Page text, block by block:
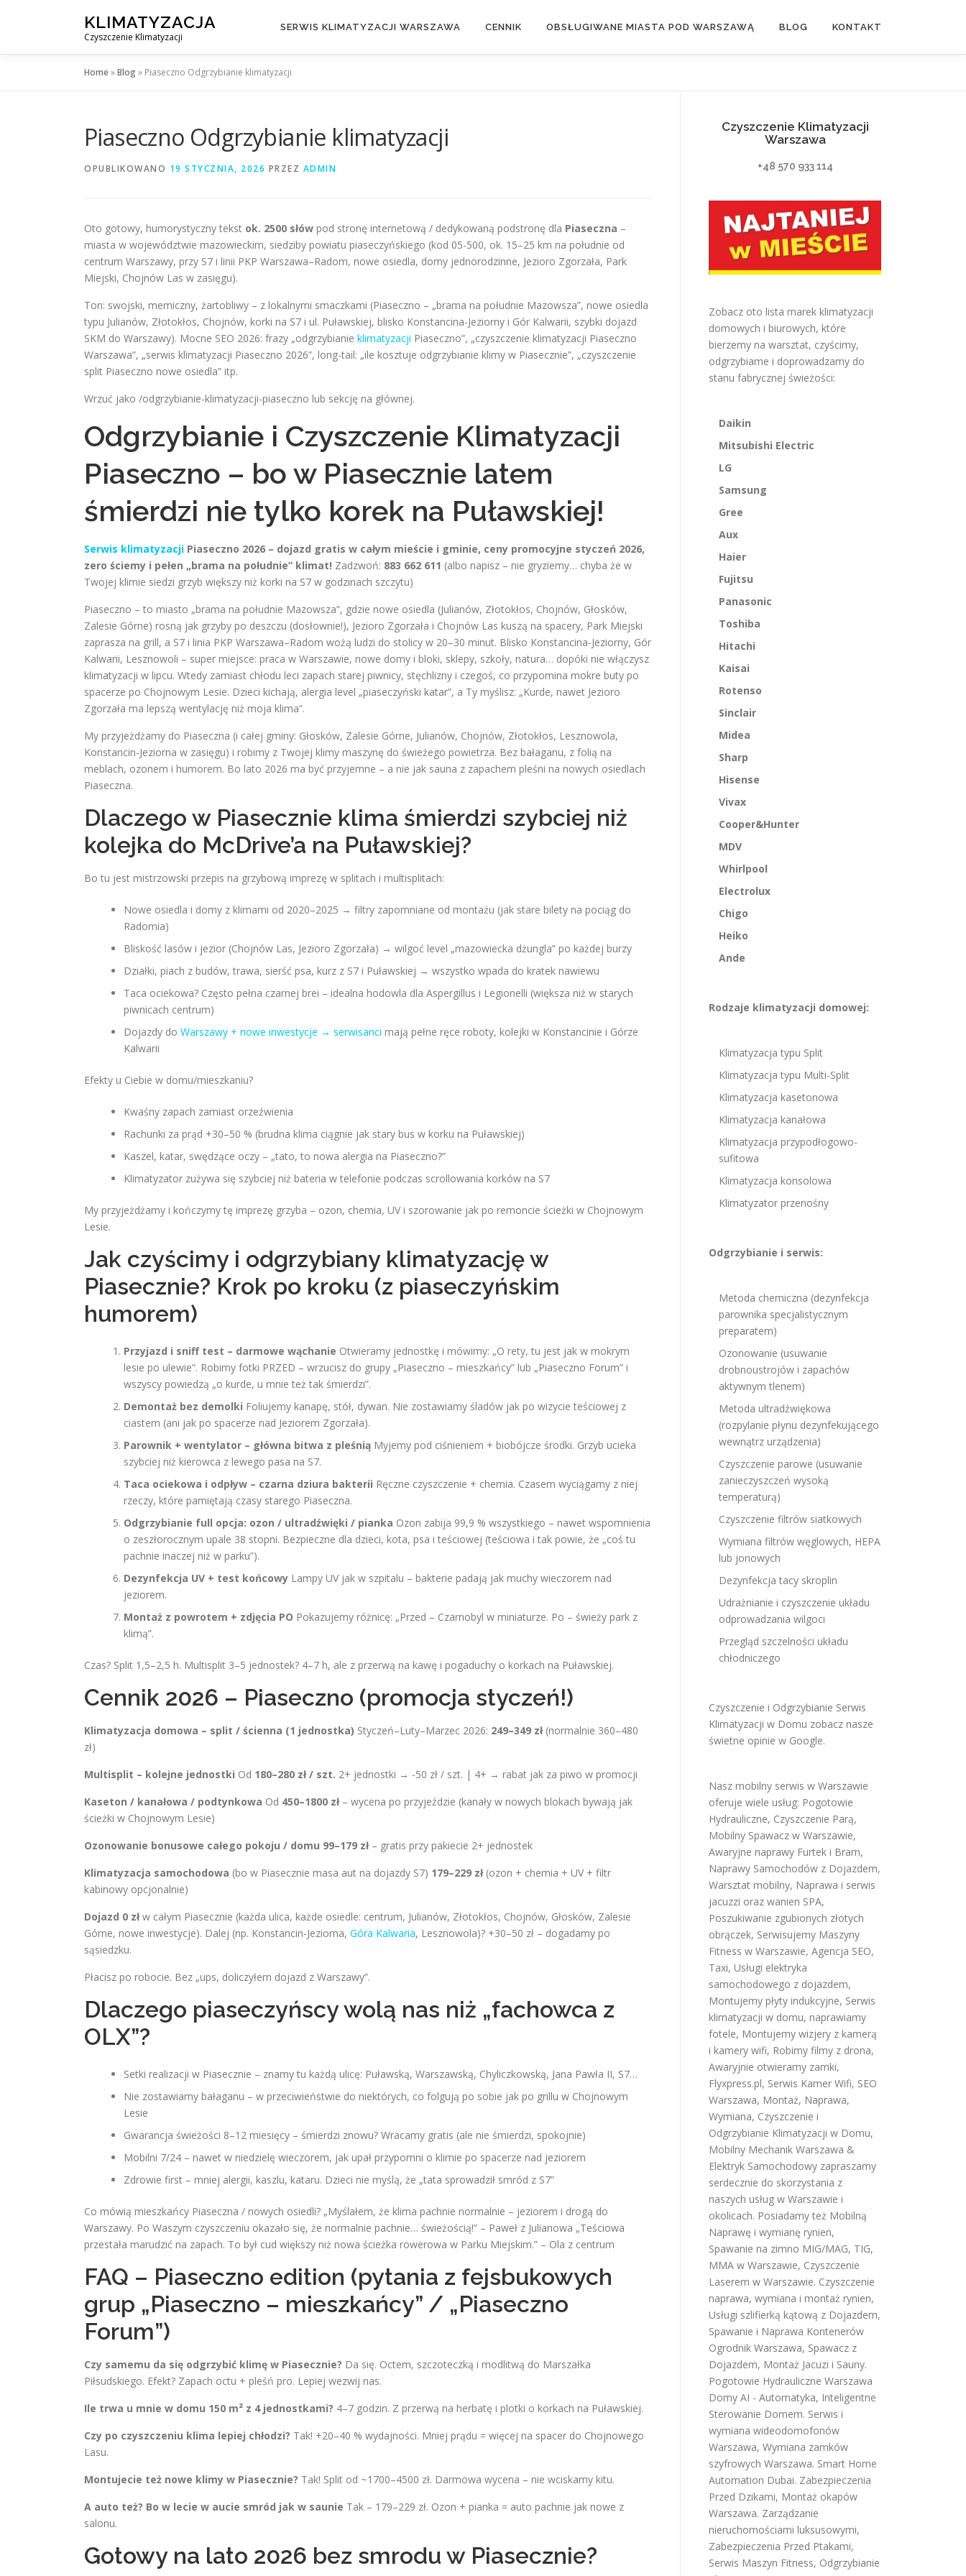
KLIMATYZACJA
Czyszczenie Klimatyzacji
SERWIS KLIMATYZACJI WARSZAWA CENNIK OBSŁUGIWANE MIASTA POD WARSZAWĄ BLOG KONTAKT
Home»Blog» Piaseczno Odgrzybianie klimatyzacji
Piaseczno Odgrzybianie klimatyzacji
OPUBLIKOWANO 19 STYCZNIA, 2026 PRZEZ ADMIN
Oto gotowy, humorystyczny tekst ok. 2500 słów pod stronę internetową / dedykowaną podstronę dla Piaseczna –
miasta w województwie mazowieckim, siedziby powiatu piaseczyńskiego (kod 05-500, ok. 15–25 km na południe od
centrum Warszawy, przy S7 i linii PKP Warszawa–Radom, nowe osiedla, domy jednorodzinne, Jezioro Zgorzała, Park
Miejski, Chojnów Las w zasięgu).
Ton: swojski, memiczny, żartobliwy – z lokalnymi smaczkami (Piaseczno – „brama na południe Mazowsza”, nowe osiedla
typu Julianów, Złotokłos, Chojnów, korki na S7 i ul. Puławskiej, blisko Konstancina-Jeziorny i Gór Kalwarii, szybki dojazd
SKM do Warszawy). Mocne SEO 2026: frazy „odgrzybianie klimatyzacji Piaseczno”, „czyszczenie klimatyzacji Piaseczno
Warszawa”, „serwis klimatyzacji Piaseczno 2026”, long-tail: „ile kosztuje odgrzybianie klimy w Piasecznie”, „czyszczenie
split Piaseczno nowe osiedla” itp.
Wrzuć jako /odgrzybianie-klimatyzacji-piaseczno lub sekcję na głównej.
Odgrzybianie i Czyszczenie Klimatyzacji
Piaseczno – bo w Piasecznie latem
śmierdzi nie tylko korek na Puławskiej!
Serwis klimatyzacji Piaseczno 2026 – dojazd gratis w całym mieście i gminie, ceny promocyjne styczeń 2026,
zero ściemy i pełen „brama na południe” klimat! Zadzwoń: 883 662 611 (albo napisz – nie gryziemy… chyba że w
Twojej klimie siedzi grzyb większy niż korki na S7 w godzinach szczytu)
Piaseczno – to miasto „brama na południe Mazowsza”, gdzie nowe osiedla (Julianów, Złotokłos, Chojnów, Głosków,
Zalesie Górne) rosną jak grzyby po deszczu (dosłownie!), Jezioro Zgorzała i Chojnów Las kuszą na spacery, Park Miejski
zaprasza na grill, a S7 i linia PKP Warszawa–Radom wożą ludzi do stolicy w 20–30 minut. Blisko Konstancina-Jeziorny, Gór
Kalwarii, Lesznowoli – super miejsce: praca w Warszawie, nowe domy i bloki, sklepy, szkoły, natura… dopóki nie włączysz
klimatyzacji w lipcu. Wtedy zamiast chłodu leci zapach starej piwnicy, stęchlizny i czegoś, co przypomina mokre buty po
spacerze po Chojnowym Lesie. Dzieci kichają, alergia level „piaseczyński katar”, a Ty myślisz: „Kurde, nawet Jezioro
Zgorzała ma lepszą wentylację niż moja klima”.
My przyjeżdżamy do Piaseczna (i całej gminy: Głosków, Zalesie Górne, Julianów, Chojnów, Złotokłos, Lesznowola,
Konstancin-Jeziorna w zasięgu) i robimy z Twojej klimy maszynę do świeżego powietrza. Bez bałaganu, z folią na
meblach, ozonem i humorem. Bo lato 2026 ma być przyjemne – a nie jak sauna z zapachem pleśni na nowych osiedlach
Piaseczna.
Dlaczego w Piasecznie klima śmierdzi szybciej niż
kolejka do McDrive’a na Puławskiej?
Bo tu jest mistrzowski przepis na grzybową imprezę w splitach i multisplitach:
Nowe osiedla i domy z klimami od 2020–2025 → filtry zapomniane od montażu (jak stare bilety na pociąg do
Radomia)
Bliskość lasów i jezior (Chojnów Las, Jezioro Zgorzała) → wilgoć level „mazowiecka dżungla” po każdej burzy
Działki, piach z budów, trawa, sierść psa, kurz z S7 i Puławskiej → wszystko wpada do kratek nawiewu
Taca ociekowa? Często pełna czarnej brei – idealna hodowla dla Aspergillus i Legionelli (większa niż w starych
piwnicach centrum)
Dojazdy do Warszawy + nowe inwestycje → serwisanci mają pełne ręce roboty, kolejki w Konstancinie i Górze
Kalwarii
Efekty u Ciebie w domu/mieszkaniu?
Kwaśny zapach zamiast orzeźwienia
Rachunki za prąd +30–50 % (brudna klima ciągnie jak stary bus w korku na Puławskiej)
Kaszel, katar, swędzące oczy – „tato, to nowa alergia na Piaseczno?”
Klimatyzator zużywa się szybciej niż bateria w telefonie podczas scrollowania korków na S7
My przyjeżdżamy i kończymy tę imprezę grzyba – ozon, chemia, UV i szorowanie jak po remoncie ścieżki w Chojnowym
Lesie.
Jak czyścimy i odgrzybiany klimatyzację w
Piasecznie? Krok po kroku (z piaseczyńskim
humorem)
Przyjazd i sniff test – darmowe wąchanie Otwieramy jednostkę i mówimy: „O rety, tu jest jak w mokrym
lesie po ulewie”. Robimy fotki PRZED – wrzucisz do grupy „Piaseczno – mieszkańcy” lub „Piaseczno Forum” i
wszyscy powiedzą „o kurde, u mnie też tak śmierdzi”.
Demontaż bez demolki Foliujemy kanapę, stół, dywan. Nie zostawiamy śladów jak po wizycie teściowej z
ciastem (ani jak po spacerze nad Jeziorem Zgorzała).
Parownik + wentylator – główna bitwa z pleśnią Myjemy pod ciśnieniem + biobójcze środki. Grzyb ucieka
szybciej niż kierowca z lewego pasa na S7.
Taca ociekowa i odpływ – czarna dziura bakterii Ręczne czyszczenie + chemia. Czasem wyciągamy z niej
rzeczy, które pamiętają czasy starego Piaseczna.
Odgrzybianie full opcja: ozon / ultradźwięki / pianka Ozon zabija 99,9 % wszystkiego – nawet wspomnienia
o zeszłorocznym upale 38 stopni. Bezpieczne dla dzieci, kota, psa i teściowej (teściowa i tak powie, że „coś tu
pachnie inaczej niż w parku”).
Dezynfekcja UV + test końcowy Lampy UV jak w szpitalu – bakterie padają jak muchy wieczorem nad
jeziorem.
Montaż z powrotem + zdjęcia PO Pokazujemy różnicę: „Przed – Czarnobyl w miniaturze. Po – świeży park z
klimą”.
Czas? Split 1,5–2,5 h. Multisplit 3–5 jednostek? 4–7 h, ale z przerwą na kawę i pogaduchy o korkach na Puławskiej.
Cennik 2026 – Piaseczno (promocja styczeń!)
Klimatyzacja domowa – split / ścienna (1 jednostka) Styczeń–Luty–Marzec 2026: 249–349 zł(normalnie 360–480
zł)
Multisplit – kolejne jednostki Od 180–280 zł / szt. 2+ jednostki → -50 zł / szt. | 4+ → rabat jak za piwo w promocji
Kaseton / kanałowa / podtynkowa Od 450–1800 zł– wycena po przyjeździe (kanały w nowych blokach bywają jak
ścieżki w Chojnowym Lesie)
Ozonowanie bonusowe całego pokoju / domu 99–179 zł– gratis przy pakiecie 2+ jednostek
Klimatyzacja samochodowa (bo w Piasecznie masa aut na dojazdy S7) 179–229 zł(ozon + chemia + UV + filtr
kabinowy opcjonalnie)
Dojazd 0 złw całym Piasecznie (każda ulica, każde osiedle: centrum, Julianów, Złotokłos, Chojnów, Głosków, Zalesie
Górne, nowe inwestycje). Dalej (np. Konstancin-Jeziorna, Góra Kalwaria, Lesznowola)? +30–50 zł – dogadamy po
sąsiedzku.
Płacisz po robocie. Bez „ups, doliczyłem dojazd z Warszawy”.
Dlaczego piaseczyńscy wolą nas niż „fachowca z
OLX”?
Setki realizacji w Piasecznie – znamy tu każdą ulicę: Puławską, Warszawską, Chyliczkowską, Jana Pawła II, S7…
Nie zostawiamy bałaganu – w przeciwieństwie do niektórych, co folgują po sobie jak po grillu w Chojnowym
Lesie
Gwarancja świeżości 8–12 miesięcy – śmierdzi znowu? Wracamy gratis (ale nie śmierdzi, spokojnie)
Mobilni 7/24 – nawet w niedzielę wieczorem, jak upał przypomni o klimie po spacerze nad jeziorem
Zdrowie first – mniej alergii, kaszlu, kataru. Dzieci nie myślą, że „tata sprowadził smród z S7”
Co mówią mieszkańcy Piaseczna / nowych osiedli? „Myślałem, że klima pachnie normalnie – jeziorem i drogą do
Warszawy. Po Waszym czyszczeniu okazało się, że normalnie pachnie… świeżością!” – Paweł z Julianowa „Teściowa
przestała marudzić na zapach. To był cud większy niż nowa ścieżka rowerowa w Parku Miejskim.” – Ola z centrum
FAQ – Piaseczno edition (pytania z fejsbukowych
grup „Piaseczno – mieszkańcy” / „Piaseczno
Forum”)
Czy samemu da się odgrzybić klimę w Piasecznie? Da się. Octem, szczoteczką i modlitwą do Marszałka
Piłsudskiego. Efekt? Zapach octu + pleśń pro. Lepiej wezwij nas.
Ile trwa u mnie w domu 150 m² z 4 jednostkami? 4–7 godzin. Z przerwą na herbatę i plotki o korkach na Puławskiej.
Czy po czyszczeniu klima lepiej chłodzi? Tak! +20–40 % wydajności. Mniej prądu = więcej na spacer do Chojnowego
Lasu.
Montujecie też nowe klimy w Piasecznie? Tak! Split od ~1700–4500 zł. Darmowa wycena – nie wciskamy kitu.
A auto też? Bo w lecie w aucie smród jak w saunie Tak – 179–229 zł. Ozon + pianka = auto pachnie jak nowe z
salonu.
Gotowy na lato 2026 bez smrodu w Piasecznie?
Czyszczenie Klimatyzacji
Warszawa
+48 570 933 114
Zobacz oto lista marek klimatyzacji
domowych i biurowych, które
bierzemy na warsztat, czyścimy,
odgrzybiame i doprowadzamy do
stanu fabrycznej świeżości:
Daikin
Mitsubishi Electric
LG
Samsung
Gree
Aux
Haier
Fujitsu
Panasonic
Toshiba
Hitachi
Kaisai
Rotenso
Sinclair
Midea
Sharp
Hisense
Vivax
Cooper&Hunter
MDV
Whirlpool
Electrolux
Chigo
Heiko
Ande
Rodzaje klimatyzacji domowej:
Klimatyzacja typu Split
Klimatyzacja typu Multi-Split
Klimatyzacja kasetonowa
Klimatyzacja kanałowa
Klimatyzacja przypodłogowo-
sufitowa
Klimatyzacja konsolowa
Klimatyzator przenośny
Odgrzybianie i serwis:
Metoda chemiczna (dezynfekcja
parownika specjalistycznym
preparatem)
Ozonowanie (usuwanie
drobnoustrojów i zapachów
aktywnym tlenem)
Metoda ultradźwiękowa
(rozpylanie płynu dezynfekującego
wewnątrz urządzenia)
Czyszczenie parowe (usuwanie
zanieczyszczeń wysoką
temperaturą)
Czyszczenie filtrów siatkowych
Wymiana filtrów węglowych, HEPA
lub jonowych
Dezynfekcja tacy skroplin
Udrażnianie i czyszczenie układu
odprowadzania wilgoci
Przegląd szczelności układu
chłodniczego
Czyszczenie i Odgrzybianie Serwis
Klimatyzacji w Domu zobacz nasze
świetne opinie w Google.
Nasz mobilny serwis w Warszawie
oferuje wiele usług: Pogotowie
Hydrauliczne, Czyszczenie Parą,
Mobilny Spawacz w Warszawie,
Awaryjne naprawy Furtek i Bram,
Naprawy Samochodów z Dojazdem,
Warsztat mobilny, Naprawa i serwis
jacuzzi oraz wanien SPA,
Poszukiwanie zgubionych złotych
obrączek, Serwisujemy Maszyny
Fitness w Warszawie, Agencja SEO,
Taxi, Usługi elektryka
samochodowego z dojazdem,
Montujemy płyty indukcyjne, Serwis
klimatyzacji w domu, naprawiamy
fotele, Montujemy wizjery z kamerą
i kamery wifi, Robimy filmy z drona,
Awaryjnie otwieramy zamki,
Flyxpress.pl, Serwis Kamer Wifi, SEO
Warszawa, Montaż, Naprawa,
Wymiana, Czyszczenie i
Odgrzybianie Klimatyzacji w Domu,
Mobilny Mechanik Warszawa &
Elektryk Samochodowy zapraszamy
serdecznie do skorzystania z
naszych usług w Warszawie i
okolicach. Posiadamy też Mobilną
Naprawę i wymianę rynien,
Spawanie na zimno MIG/MAG, TIG,
MMA w Warszawie, Czyszczenie
Laserem w Warszawie. Czyszczenie
naprawa, wymiana i montaż rynien,
Usługi szlifierką kątową z Dojazdem,
Spawanie i Naprawa Kontenerów
Ogrodnik Warszawa, Spawacz z
Dojazdem, Montaż Jacuzi i Sauny.
Pogotowie Hydrauliczne Warszawa
Domy AI - Automatyka, Inteligentne
Sterowanie Domem. Serwis i
wymiana wideodomofonów
Warszawa, Wymiana zamków
szyfrowych Warszawa. Smart Home
Automation Dubai. Zabezpieczenia
Przed Dzikami, Montaż okapów
Warszawa. Zarządzanie
nieruchomościami luksusowymi,
Zabezpieczenia Przed Ptakami,
Serwis Maszyn Fitness, Odgrzybianie